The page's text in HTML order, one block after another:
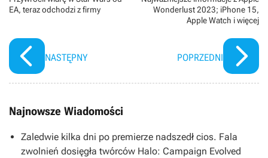
EA, teraz odchodzi z firmy
NASTĘPNY
Wonderlust 2023; iPhone 15,
Apple Watch i więcej
POPRZEDNI
Najnowsze Wiadomości
Zaledwie kilka dni po premierze nadszedł cios. Fala
zwolnień dosięgła twórców Halo: Campaign Evolved